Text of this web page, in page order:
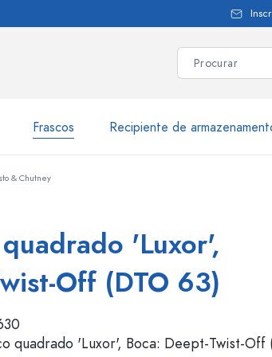
principal
Frascos Recipiente de
Ir para categoria Garrafas
Garrafas por marca
Garrafas WECK
Garrafas por função
Garrafas com tampa mecânica
Frascos
& Chutney
'Luxor',
Off (DTO 63)